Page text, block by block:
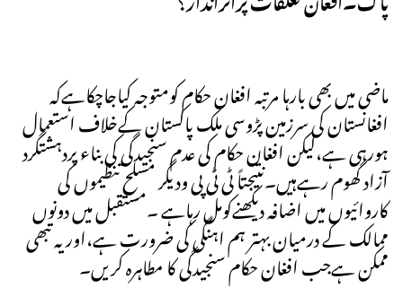
ماضی میں بھی بارہا مرتبہ افغان حکام کومتوجہ کیاجاچکاہےکہ
افغانستان کی سرزمین پڑوسی ملک پاکستان کےخلاف استعمال
ہورہی ہے،لیکن افغان حکام کی عدم سنجیدگی کی بناء پردہشتگرد
آزاد گھوم رہےہیں۔نتیجتاً ٹی ٹی پی ودیگر مسلح تنظیموں کی
کاروائیوں میں اضافہ دیکھنےکومل رہاہے ۔مستقبل میں دونوں
ممالک کے درمیان بہتر ہم اہنگی کی ضرورت ہے،اور یہ تبھی
ممکن ہےجب افغان حکام سنجیدگی کا مطاہرہ کریں۔